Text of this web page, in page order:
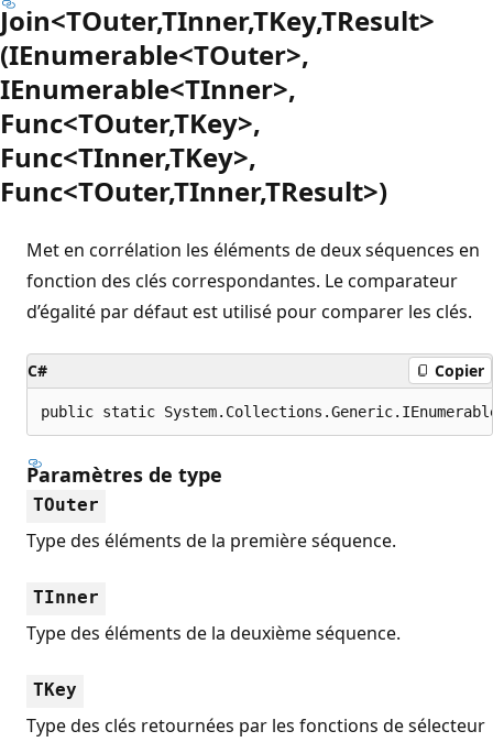
Join<TOuter,TInner,TKey,TResult>
(IEnumerable<TOuter>,
IEnumerable<TInner>,
Func<TOuter,TKey>,
Func<TInner,TKey>,
Func<TOuter,TInner,TResult>)
Met en corrélation les éléments de deux séquences en
fonction des clés correspondantes. Le comparateur
d’égalité par défaut est utilisé pour comparer les clés.
C# Copier
public static
Paramètres de type
TOuter
Type des éléments de la première séquence.
TInner
Type des éléments de la deuxième séquence.
TKey
Type des clés retournées par les fonctions de sélecteur